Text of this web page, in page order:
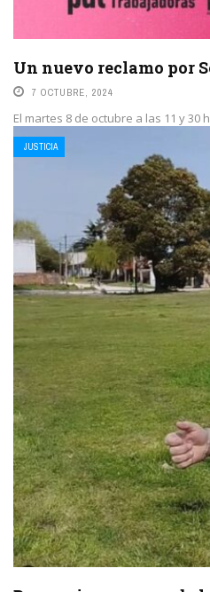
Un nuevo reclamo por
7 OCTUBRE, 2024
El martes 8 de octubre a las 11 y
Sofia Fernández y organizaciones
JUSTICIA